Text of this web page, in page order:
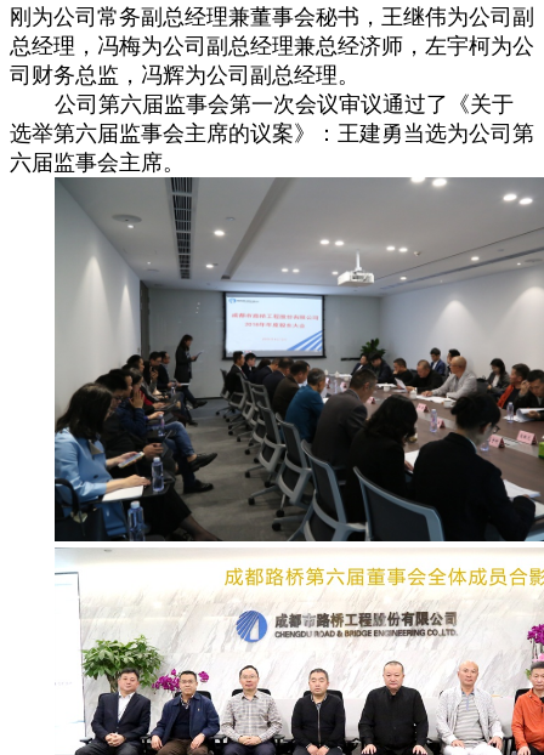
刚为公司常务副总经理兼董事会秘书，王继伟为公司副
总经理，冯梅为公司副总经理兼总经济师，左宇柯为公
司财务总监，冯辉为公司副总经理。
公司第六届监事会第一次会议审议通过了《关于
选举第六届监事会主席的议案》：王建勇当选为公司第
六届监事会主席。